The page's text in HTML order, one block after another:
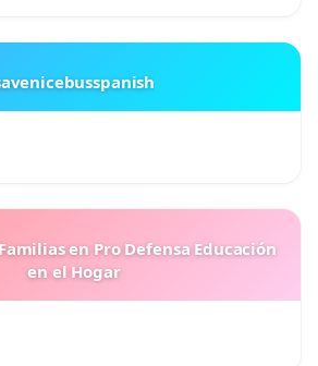
en Pro Defensa Educación
en el Hogar